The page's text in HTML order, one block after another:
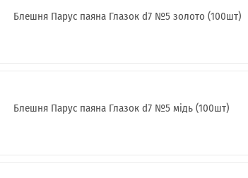
Блешня Парус паяна Глазок d7 №5 золото (100шт)
Блешня Парус паяна Глазок d7 №5 мідь (100шт)